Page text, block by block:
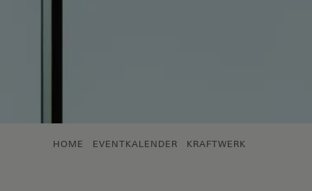
HOME EVENTKALENDER KRAFTWERK